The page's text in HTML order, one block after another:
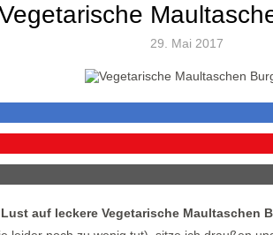
29. Mai 2017
Lust auf leckere Vegetarische Maultaschen